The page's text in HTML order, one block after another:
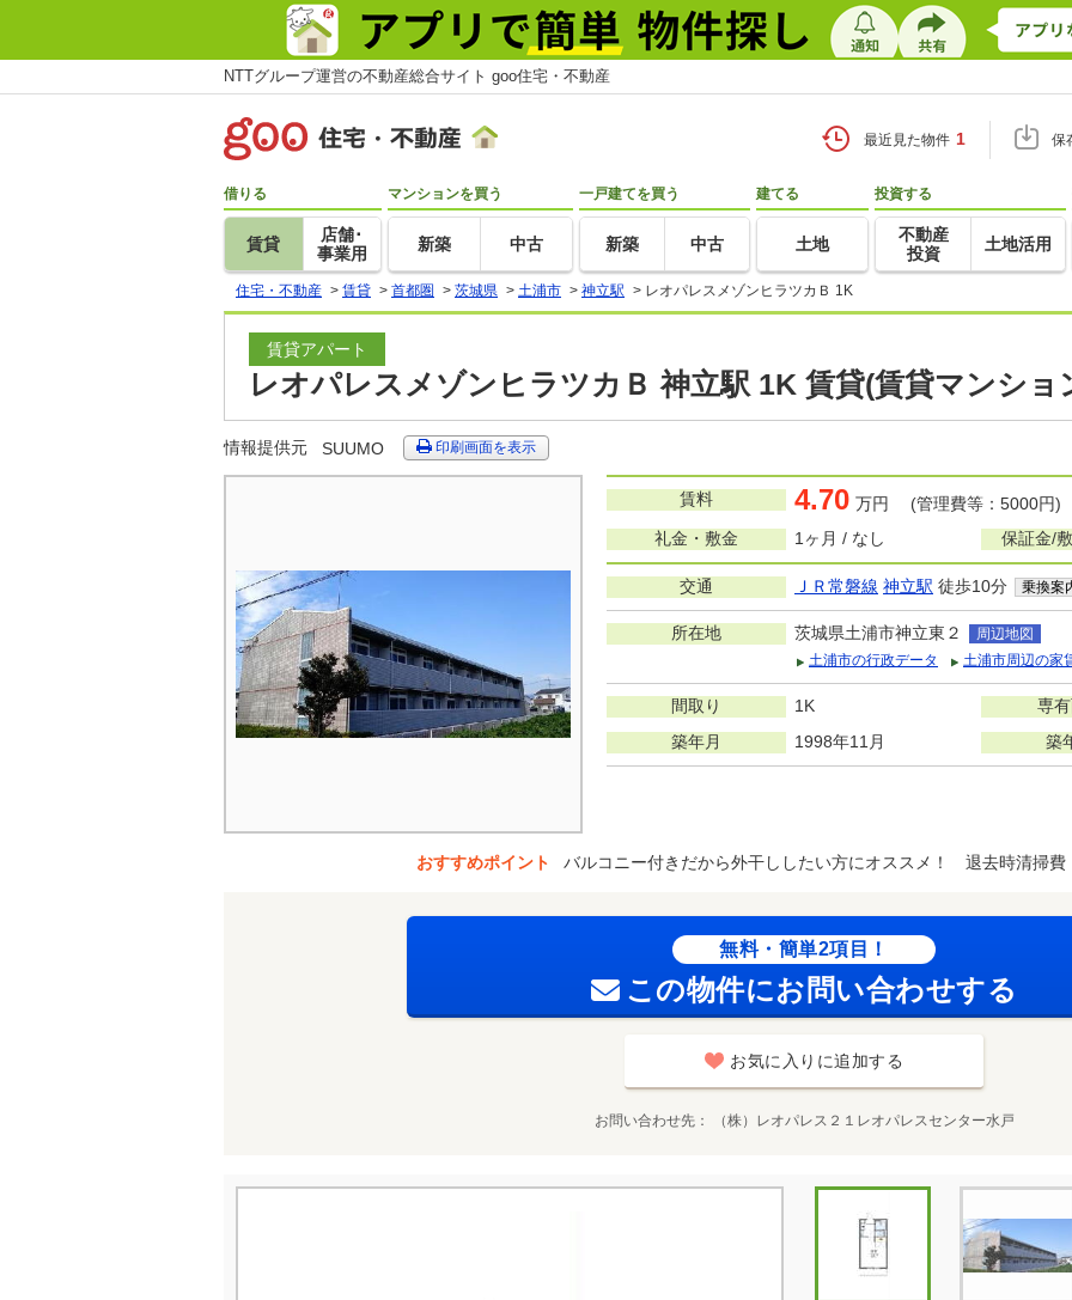
NTTグループ運営の不動産総合サイト goo住宅・不動産
最近見た物件 1 保
借りる
賃貸
店舗･
事業用
マンションを買う
新築 中古
一戸建てを買う
新築 中古
建てる
土地
投資する
不動産
投資
土地活用
住宅・不動産 > 賃貸 > 首都圏 > 茨城県 > 土浦市 > 神立駅 > レオパレスメゾンヒラツカＢ 1K
賃貸アパート
レオパレスメゾンヒラツカＢ 神立駅 1K 賃貸(賃貸マンショ
情報提供元 SUUMO 印刷画面を表示
賃料 4.70 万円 (管理費等：5000円)
礼金・敷金
1ヶ月 / なし 保証金/
交通 ＪＲ常磐線 神立駅 徒歩10分 乗換案
所在地 茨城県土浦市神立東２
周辺地図
土浦市の行政データ
土浦市周辺の家
間取り 1K 専
築年月 1998年11月 築
おすすめポイント バルコニー付きだから外干ししたい方にオススメ！ 退去時清掃費
無料・簡単2項目！
この物件にお問い合わせする
お気に入りに追加する
お問い合わせ先 （株）レオパレス２１レオパレスセンター水戸